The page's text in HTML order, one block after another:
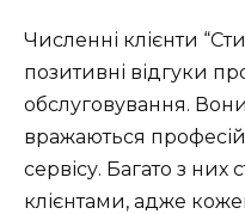
Численні клієнти
позитивні відгуки
обслуговування.
вражаються
сервісу. Багато з них
клієнтами, адже